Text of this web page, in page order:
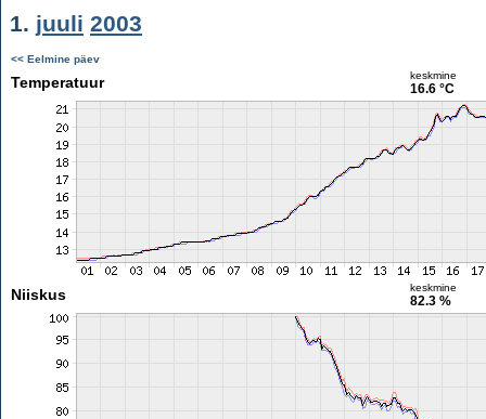
1. juuli 2003
<< Eelmine päev
Temperatuur keskmine
16.6 °C
Niiskus keskmine
82.3 %